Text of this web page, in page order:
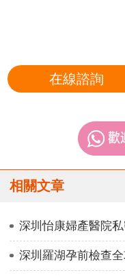
在線諮詢
相關文章
深圳怡康婦產醫院
深圳羅湖孕前檢查